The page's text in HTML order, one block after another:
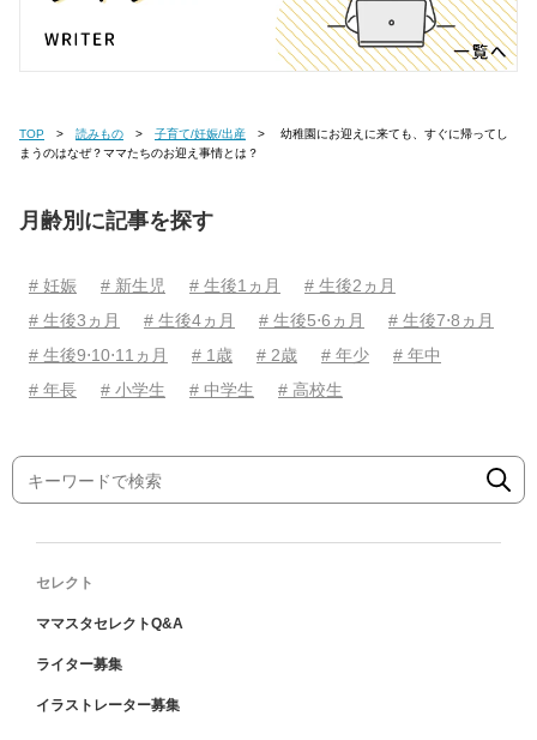
TOP 読みもの 子育て/妊娠/出産
まうのはなぜ？ママたちのお迎え事情とは？
月齢別に記事を探す
# 妊娠 # 新生児 # 生後1ヵ月
# 生後2ヵ月
# 生後3ヵ月
# 生後4ヵ月 # 生後5⋅6ヵ月
# 生後7⋅8ヵ月
# 生後9⋅10⋅11ヵ月
# 1歳 # 2歳 # 年少
# 年中
# 年長
# 小学生 # 中学生 # 高校生
セレクト
ママスタセレクトQ&A
ライター募集
イラストレーター募集